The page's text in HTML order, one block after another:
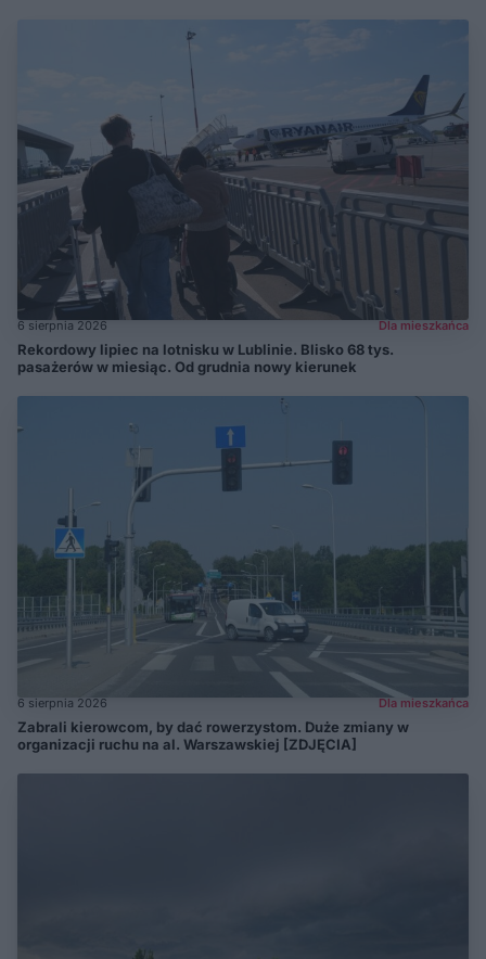
6 sierpnia 2026 Dla mieszkańca
Rekordowy lipiec na lotnisku w Lublinie. Blisko 68 tys.
pasażerów w miesiąc. Od grudnia nowy kierunek
6 sierpnia 2026 Dla mieszkańca
Zabrali kierowcom, by dać rowerzystom. Duże zmiany w
organizacji ruchu na al. Warszawskiej [ZDJĘCIA]